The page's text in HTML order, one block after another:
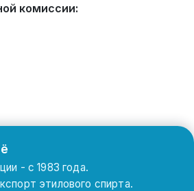
комиссии:
- с 1983 года.
этилового спирта.